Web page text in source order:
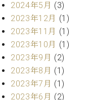
ー
ト
グ
ン
ド
ピ
ア
ノ
実
績
ホ
ー
ル・
理
店
主
催
イ
ベ
シ
ュ
タ
イ
ン
・
セ
2024年5月 (3)
2023年12月 (1)
2023年11月 (1)
2023年10月 (1)
2023年9月 (2)
2023年8月 (1)
2023年7月 (1)
2023年6月 (2)